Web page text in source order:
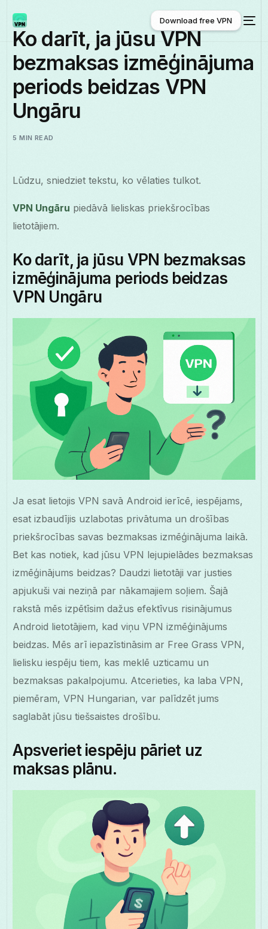
Latviešu
Download free VPN
Download free VPN
Ko darīt, ja jūsu VPN
bezmaksas izmēģinājuma
periods beidzas VPN
Ungāru
5 MIN READ
Lūdzu, sniedziet tekstu, ko vēlaties tulkot.
VPN Ungāru piedāvā lieliskas priekšrocības
lietotājiem.
Ko darīt, ja jūsu VPN bezmaksas
izmēģinājuma periods beidzas
VPN Ungāru
Ja esat lietojis VPN savā Android ierīcē, iespējams,
esat izbaudījis uzlabotas privātuma un drošības
priekšrocības savas bezmaksas izmēģinājuma laikā.
Bet kas notiek, kad jūsu VPN lejupielādes bezmaksas
izmēģinājums beidzas? Daudzi lietotāji var justies
apjukuši vai neziņā par nākamajiem soļiem. Šajā
rakstā mēs izpētīsim dažus efektīvus risinājumus
Android lietotājiem, kad viņu VPN izmēģinājums
beidzas. Mēs arī iepazīstināsim ar Free Grass VPN,
lielisku iespēju tiem, kas meklē uzticamu un
bezmaksas pakalpojumu. Atcerieties, ka laba VPN,
piemēram, VPN Hungarian, var palīdzēt jums
saglabāt jūsu tiešsaistes drošību.
Apsveriet iespēju pāriet uz
maksas plānu.